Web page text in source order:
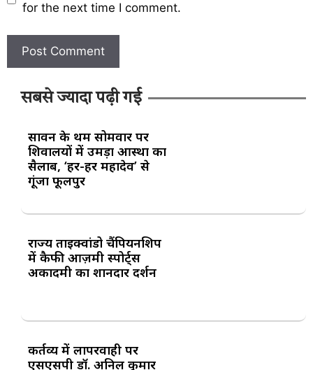
for the next time I comment.
सबसे ज्यादा पढ़ी गई
सावन के प्रथम सोमवार पर
शिवालयों में उमड़ा आस्था का
सैलाब, ‘हर-हर महादेव’ से
गूंजा फूलपुर
राज्य ताइक्वांडो चैंपियनशिप
में कैफी आज़मी स्पोर्ट्स
अकादमी का शानदार प्रदर्शन
कर्तव्य में लापरवाही पर
एसएसपी डॉ. अनिल कुमार